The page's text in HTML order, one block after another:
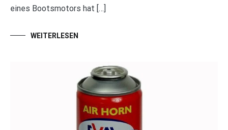
eines Bootsmotors hat […]
WEITERLESEN